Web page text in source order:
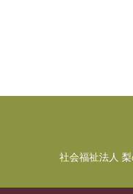
社会福祉法人